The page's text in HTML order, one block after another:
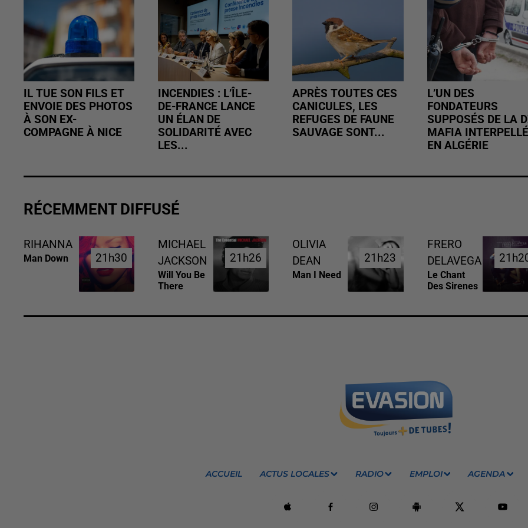
IL TUE SON FILS ET
ENVOIE DES PHOTOS
À SON EX-
COMPAGNE À NICE
INCENDIES : L’ÎLE-
DE-FRANCE LANCE
UN ÉLAN DE
SOLIDARITÉ AVEC
LES...
APRÈS TOUTES CES
CANICULES, LES
REFUGES DE FAUNE
SAUVAGE SONT...
L’UN DES
FONDATEURS
SUPPOSÉS DE LA
MAFIA INTERPELLÉ
EN ALGÉRIE
RÉCEMMENT DIFFUSÉ
RIHANNA
Man Down 21h30
21h30
MICHAEL
JACKSON
Will You Be
There
21h26
21h26
OLIVIA
DEAN
Man I Need
21h23
21h23
FRERO
DELAVEGA
Le Chant
Des Sirenes
ACCUEIL ACTUS LOCALES RADIO EMPLOI AGENDA